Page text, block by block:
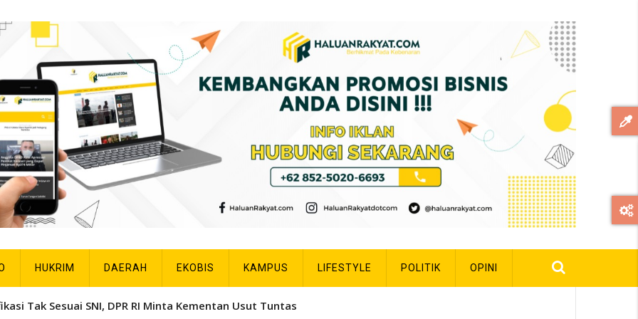
HUKRIM DAERAH EKOBIS KAMPUS LIFESTYLE POLITIK OPINI
Tak Sesuai SNI, DPR RI Minta Kementan Usut Tuntas